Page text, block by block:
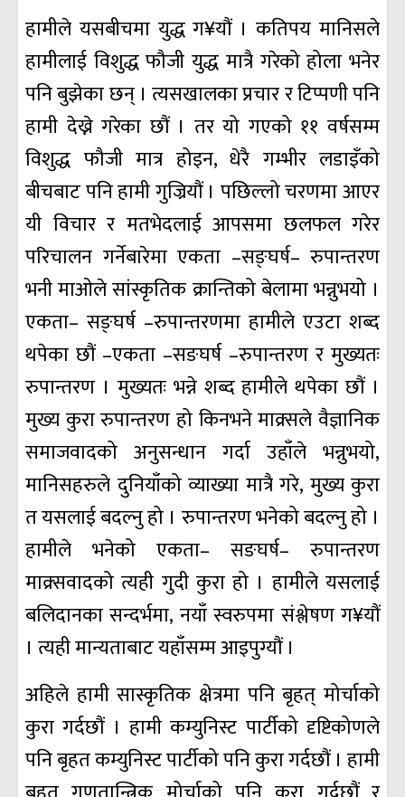
हामीले यसबीचमा युद्ध ग¥यौं । कतिपय मानिसले
हामीलाई विशुद्ध फौजी युद्ध मात्रै गरेको होला भनेर
पनि बुझेका छन् । त्यसखालका प्रचार र टिप्पणी पनि
हामी देख्ने गरेका छौं । तर यो गएको ११ वर्षसम्म
विशुद्ध फौजी मात्र होइन, धेरै गम्भीर लडाइँको
बीचबाट पनि हामी गुज्रियौं । पछिल्लो चरणमा आएर
यी विचार र मतभेदलाई आपसमा छलफल गरेर
परिचालन गर्नेबारेमा एकता –सङ्घर्ष– रुपान्तरण
भनी माओले सांस्कृतिक क्रान्तिको बेलामा भन्नुभयो ।
एकता– सङ्घर्ष –रुपान्तरणमा हामीले एउटा शब्द
थपेका छौं –एकता –सङघर्ष –रुपान्तरण र मुख्यतः
रुपान्तरण । मुख्यतः भन्ने शब्द हामीले थपेका छौं ।
मुख्य कुरा रुपान्तरण हो किनभने माक्र्सले वैज्ञानिक
समाजवादको अनुसन्धान गर्दा उहाँले भन्नुभयो,
मानिसहरुले दुनियाँको व्याख्या मात्रै गरे, मुख्य कुरा
त यसलाई बदल्नु हो । रुपान्तरण भनेको बदल्नु हो ।
हामीले भनेको एकता– सङघर्ष– रुपान्तरण
माक्र्सवादको त्यही गुदी कुरा हो । हामीले यसलाई
बलिदानका सन्दर्भमा, नयाँ स्वरुपमा संश्लेषण ग¥यौं
। त्यही मान्यताबाट यहाँसम्म आइपुग्यौं ।
अहिले हामी सास्कृतिक क्षेत्रमा पनि बृहत् मोर्चाको
कुरा गर्दछौं । हामी कम्युनिस्ट पार्टीको दृष्टिकोणले
पनि बृहत कम्युनिस्ट पार्टीको पनि कुरा गर्दछौं । हामी